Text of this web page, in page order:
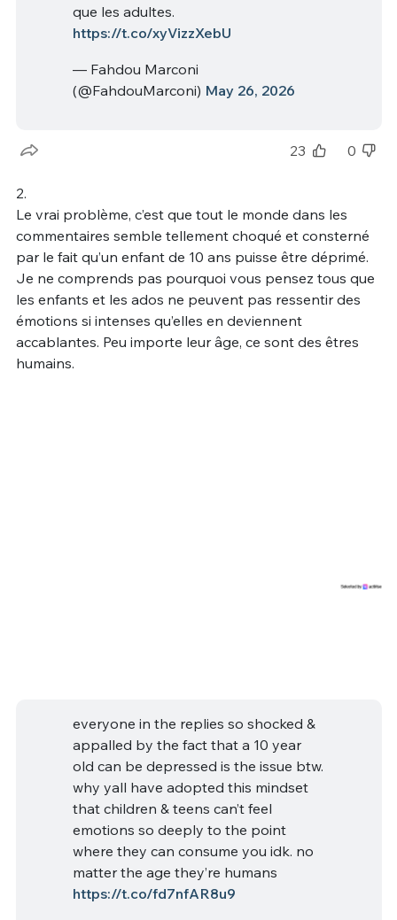
que les adultes.
https://t.co/xyVizzXebU
— Fahdou Marconi
(@FahdouMarconi) May 26, 2026
23 0
2.
Le vrai problème, c’est que tout le monde dans les
commentaires semble tellement choqué et consterné
par le fait qu’un enfant de 10 ans puisse être déprimé.
Je ne comprends pas pourquoi vous pensez tous que
les enfants et les ados ne peuvent pas ressentir des
émotions si intenses qu’elles en deviennent
accablantes. Peu importe leur âge, ce sont des êtres
humains.
everyone in the replies so shocked &
appalled by the fact that a 10 year
old can be depressed is the issue btw.
why yall have adopted this mindset
that children & teens can’t feel
emotions so deeply to the point
where they can consume you idk. no
matter the age they’re humans
https://t.co/fd7nfAR8u9